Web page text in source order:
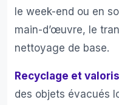
le week-end ou en
main-d’œuvre, le
nettoyage de base.
Recyclage et
des objets évacués